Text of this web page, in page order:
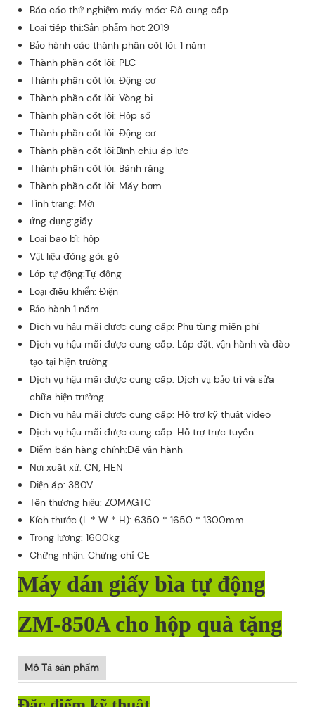
Báo cáo thử nghiệm máy móc: Đã cung cấp
Loại tiếp thị:Sản phẩm hot 2019
Bảo hành các thành phần cốt lõi: 1 năm
Thành phần cốt lõi: PLC
Thành phần cốt lõi: Động cơ
Thành phần cốt lõi: Vòng bi
Thành phần cốt lõi: Hộp số
Thành phần cốt lõi: Động cơ
Thành phần cốt lõi:Bình chịu áp lực
Thành phần cốt lõi: Bánh răng
Thành phần cốt lõi: Máy bơm
Tình trạng: Mới
ứng dụng:giấy
Loại bao bì: hộp
Vật liệu đóng gói: gỗ
Lớp tự động:Tự động
Loại điều khiển: Điện
Bảo hành 1 năm
Dịch vụ hậu mãi được cung cấp: Phụ tùng miễn phí
Dịch vụ hậu mãi được cung cấp: Lắp đặt, vận hành và đào
tạo tại hiện trường
Dịch vụ hậu mãi được cung cấp: Dịch vụ bảo trì và sửa
chữa hiện trường
Dịch vụ hậu mãi được cung cấp: Hỗ trợ kỹ thuật video
Dịch vụ hậu mãi được cung cấp: Hỗ trợ trực tuyến
Điểm bán hàng chính:Dễ vận hành
Nơi xuất xứ: CN; HEN
Điện áp: 380V
Tên thương hiệu: ZOMAGTC
Kích thước (L * W * H): 6350 * 1650 * 1300mm
Trọng lượng: 1600kg
Chứng nhận: Chứng chỉ CE
Máy dán giấy bìa tự động
ZM-850A cho hộp quà tặng
Mô Tả sản phẩm